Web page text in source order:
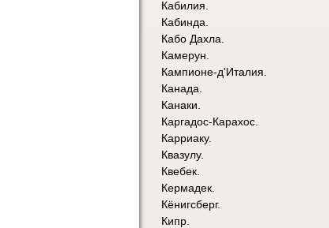
Кабилия.
Кабинда.
Кабо Дахла.
Камерун.
Кампионе-д’Италия.
Канада.
Канаки.
Каргадос-Карахос.
Карриаку.
Квазулу.
Квебек.
Кермадек.
Кёнигсберг.
Кипр.